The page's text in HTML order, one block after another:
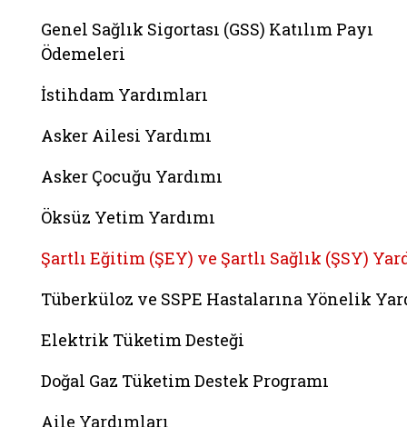
Genel Sağlık Sigortası (GSS) Katılım Payı
Ödemeleri
İstihdam Yardımları
Asker Ailesi Yardımı
Asker Çocuğu Yardımı
Öksüz Yetim Yardımı
Şartlı Eğitim (ŞEY) ve Şartlı Sağlık (ŞSY)
Tüberküloz ve SSPE Hastalarına Yönelik
Elektrik Tüketim Desteği
Doğal Gaz Tüketim Destek Programı
Aile Yardımları